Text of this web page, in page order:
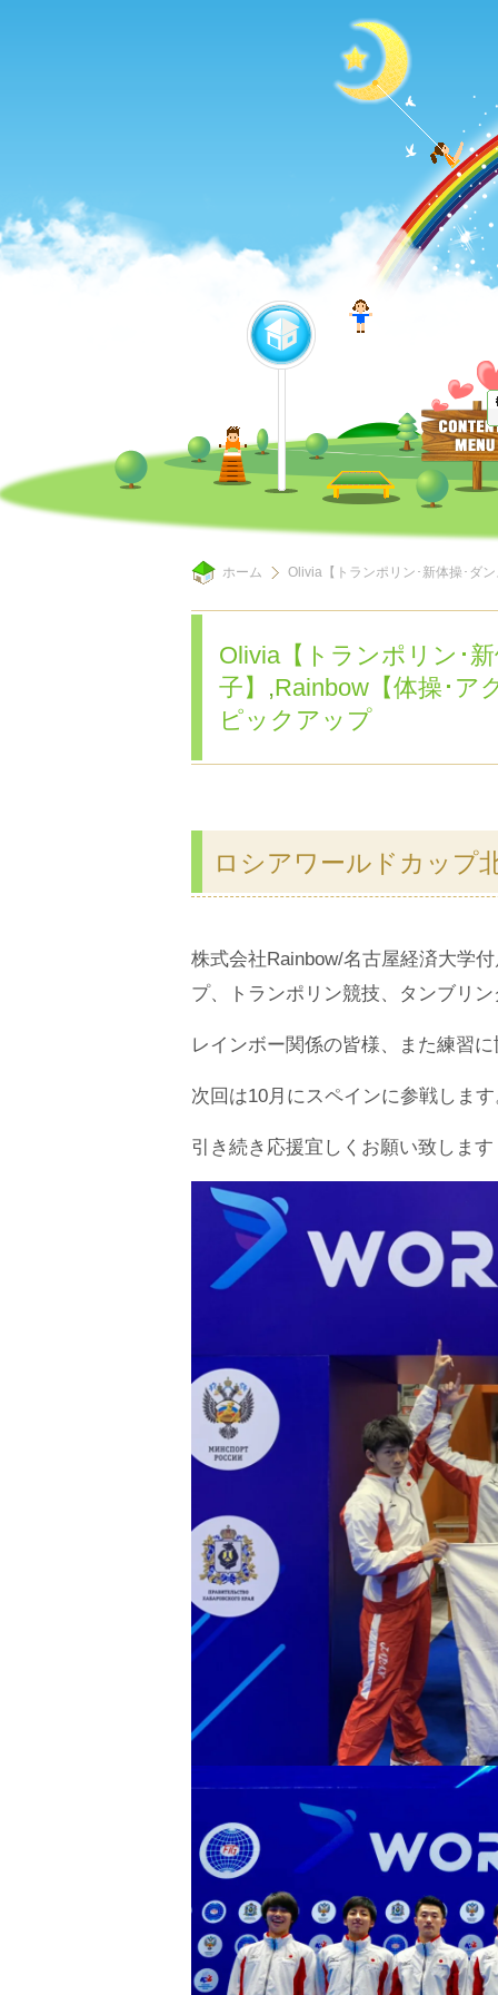
ホーム Olivia【トランポリン･新体操･ダ
Olivia【トランポリン･
子】 ,Rainbow【体操･ア
ピックアップ
ロシアワールドカップ
株式会社Rainbow/名古屋経済大学
プ、トランポリン競技、タンブリ
レインボー関係の皆様、また練習
次回は10月にスペインに参戦しま
引き続き応援宜しくお願い致します